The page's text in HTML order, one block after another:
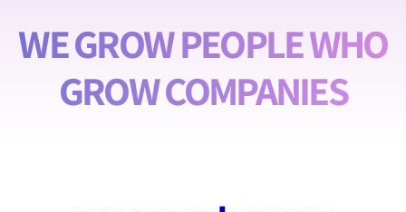
WE GROW PEOPLE WHO
GROW COMPANIES